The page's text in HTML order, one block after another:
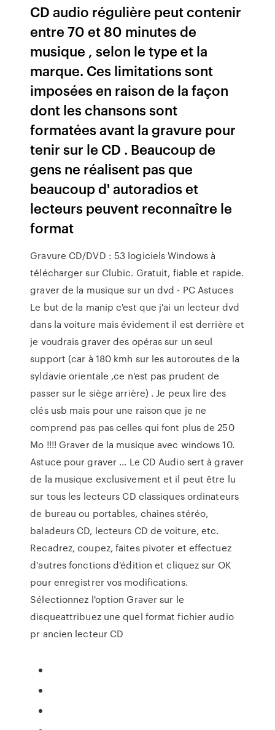
CD audio régulière peut contenir
entre 70 et 80 minutes de
musique , selon le type et la
marque. Ces limitations sont
imposées en raison de la façon
dont les chansons sont
formatées avant la gravure pour
tenir sur le CD . Beaucoup de
gens ne réalisent pas que
beaucoup d' autoradios et
lecteurs peuvent reconnaître le
format
Gravure CD/DVD : 53 logiciels Windows à
télécharger sur Clubic. Gratuit, fiable et rapide.
graver de la musique sur un dvd - PC Astuces
Le but de la manip c'est que j'ai un lecteur dvd
dans la voiture mais évidement il est derrière et
je voudrais graver des opéras sur un seul
support (car à 180 kmh sur les autoroutes de la
syldavie orientale ,ce n'est pas prudent de
passer sur le siège arrière) . Je peux lire des
clés usb mais pour une raison que je ne
comprend pas pas celles qui font plus de 250
Mo !!!! Graver de la musique avec windows 10.
Astuce pour graver ... Le CD Audio sert à graver
de la musique exclusivement et il peut être lu
sur tous les lecteurs CD classiques ordinateurs
de bureau ou portables, chaines stéréo,
baladeurs CD, lecteurs CD de voiture, etc.
Recadrez, coupez, faites pivoter et effectuez
d'autres fonctions d'édition et cliquez sur OK
pour enregistrer vos modifications.
Sélectionnez l'option Graver sur le
disqueattribuez une quel format fichier audio
pr ancien lecteur CD